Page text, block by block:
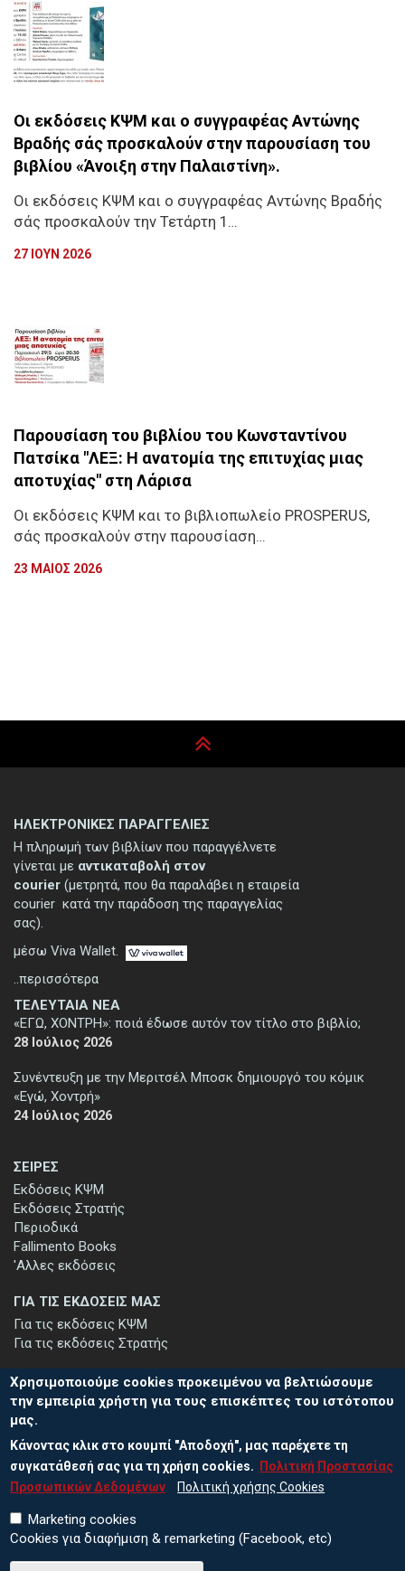
Οι εκδόσεις ΚΨΜ και ο συγγραφέας Αντώνης
Βραδής σάς προσκαλούν στην παρουσίαση του
βιβλίου «Άνοιξη στην Παλαιστίνη».
Οι εκδόσεις ΚΨΜ και ο συγγραφέας Αντώνης Βραδής
σάς προσκαλούν την Τετάρτη 1…
27 ΙΟΥΝ 2026
Παρουσίαση του βιβλίου του Κωνσταντίνου
Πατσίκα "ΛΕΞ: Η ανατομία της επιτυχίας μιας
αποτυχίας" στη Λάρισα
Οι εκδόσεις ΚΨΜ και το βιβλιοπωλείο PROSPERUS,
σάς προσκαλούν στην παρουσίαση…
23 ΜΑΙΟΣ 2026
ΣΕΙΡΕΣ
Εκδόσεις ΚΨΜ
Εκδόσεις Στρατής
Περιοδικά
Fallimento Books
'Αλλες εκδόσεις
ΤΕΛΕΥΤΑΙΑ ΝΕΑ
«ΕΓΩ, ΧΟΝΤΡΗ»: ποιά έδωσε αυτόν τον τίτλο στο βιβλίο;
28 Ιούλιος 2026
Συνέντευξη με την Μεριτσέλ Μποσκ δημιουργό του κόμικ
«Εγώ, Χοντρή»
24 Ιούλιος 2026
ΓΙΑ ΤΙΣ ΕΚΔΟΣΕΙΣ ΜΑΣ
Για τις εκδόσεις ΚΨΜ
Για τις εκδόσεις Στρατής
ΗΛΕΚΤΡΟΝΙΚΕΣ ΠΑΡΑΓΓΕΛΙΕΣ
Η πληρωμή των βιβλίων που παραγγέλνετε
γίνεται με αντικαταβολή στον
courier (μετρητά, που θα παραλάβει η εταιρεία
courier κατά την παράδοση της παραγγελίας
σας).
μέσω Viva Wallet.
..περισσότερα
ΕΓΓΡΑΦΗ ΣΤΟ ΕΝΗΜΕΡΩΤΙΚΟ ΔΕΛΤΙΟ
Μείνετε ενημερωμένοι για τις νέες εκδόσεις μας και τις εκδηλώσεις
μας - εγγραφείτε στο ενημερωτικό μας δελτίο.
Χρησιμοποιούμε cookies προκειμένου να βελτιώσουμε
την εμπειρία χρήστη για τους επισκέπτες του ιστότοπου
μας.
Κάνοντας κλικ στο κουμπί "Αποδοχή", μας παρέχετε τη
συγκατάθεσή σας για τη χρήση cookies.
Πολιτική Προστασίας
Προσωπικών Δεδομένων
Πολιτική χρήσης Cookies
Marketing cookies
Cookies για διαφήμιση & remarketing (Facebook, etc)